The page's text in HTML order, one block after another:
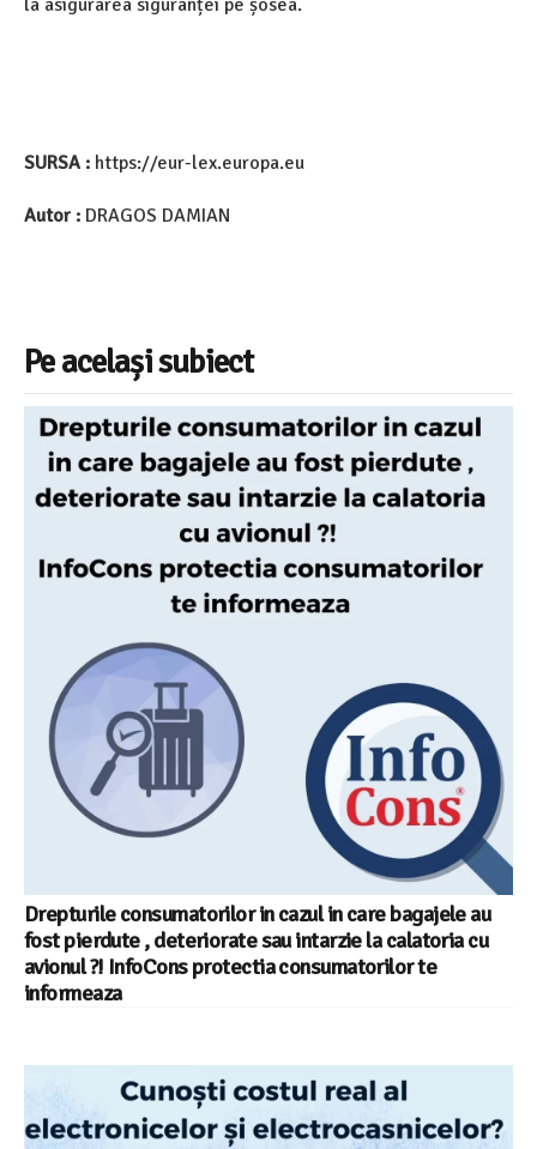
la asigurarea siguranței pe șosea.
SURSA : https://eur-lex.europa.eu
Autor : DRAGOS DAMIAN
Pe același subiect
Drepturile consumatorilor in cazul in care bagajele au
fost pierdute , deteriorate sau intarzie la calatoria cu
avionul ?! InfoCons protectia consumatorilor te
informeaza